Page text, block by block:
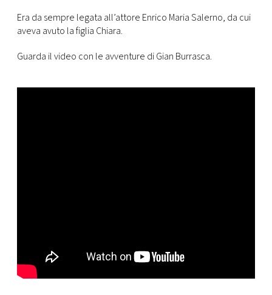
Era da sempre legata all’attore Enrico Maria Salerno, da cui
aveva avuto la figlia Chiara.
Guarda il video con le avventure di Gian Burrasca.